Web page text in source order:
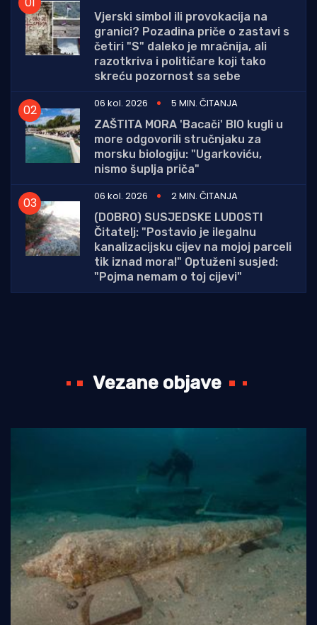
Vjerski simbol ili provokacija na
granici? Pozadina priče o zastavi s
četiri "S" daleko je mračnija, ali
razotkriva i političare koji tako
skreću pozornost sa sebe
06 kol. 2026
5 MIN. ČITANJA
ZAŠTITA MORA 'Bacači' BIO kugli u
more odgovorili stručnjaku za
morsku biologiju: "Ugarkoviću,
nismo šuplja priča"
06 kol. 2026
2 MIN. ČITANJA
(DOBRO) SUSJEDSKE LUDOSTI
Čitatelj: "Postavio je ilegalnu
kanalizacijsku cijev na mojoj parceli
tik iznad mora!" Optuženi susjed:
"Pojma nemam o toj cijevi"
Vezane objave